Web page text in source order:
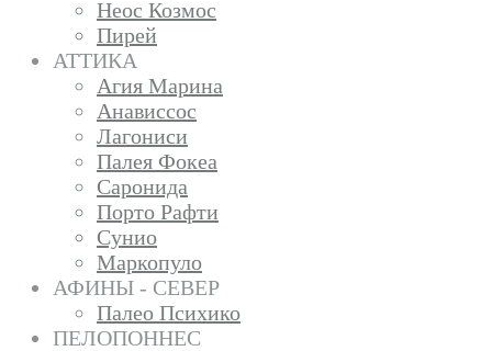
Неос Козмос
Пирей
АТТИКА
Агия Марина
Анависсос
Лагониси
Палея Фокеа
Саронида
Порто Рафти
Сунио
Маркопуло
АФИНЫ - СЕВЕР
Палео Психико
ПЕЛОПОННЕС